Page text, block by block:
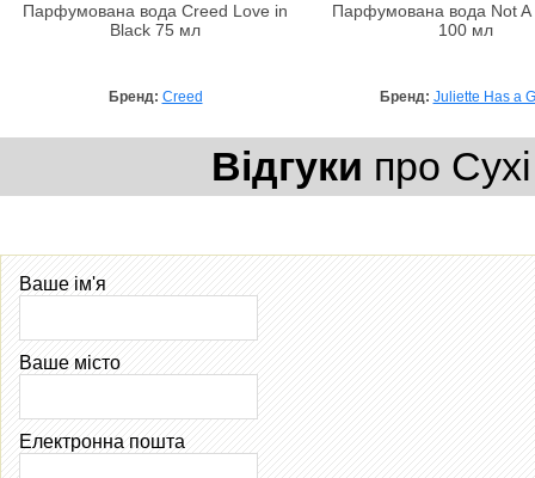
Парфумована вода Creed Love in
Black 75 мл
Бренд: Creed
Парфумована вода Not A
100 мл
Бренд: Juliette Has a
Відгуки про
Ваше ім'я
Ваше місто
Електронна пошта